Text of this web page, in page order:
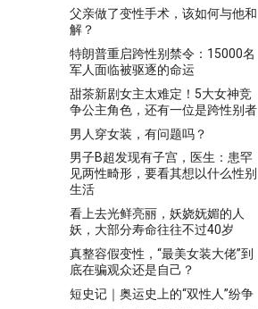
父亲做了变性手术，该如何与他和
解？
特朗普重启跨性别禁令：15000名
军人面临被驱逐的命运
甜茶新剧女主太难定！5大女神竞
争公主角色，还有一位是跨性别者
男人穿女装，有问题吗？
男子B超发现有子宫，医生：患罕
见两性畸形，要看其想以什么性别
生活
看上去光鲜亮丽，妖娆妩媚的人
妖，大部分寿命往往不过40岁
真整容假变性，“最美女装大佬”到
底在骗观众还是自己？
短史记｜奥运史上的“双性人”纷争